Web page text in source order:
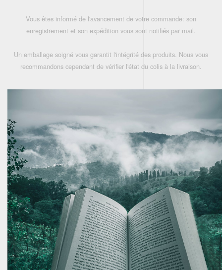
Vous êtes informé de l'avancement de votre commande: son
enregistrement et son expédition vous sont notifiés par mail.
Un emballage soigné vous garantit l'intégrité des produits. Nous vous
recommandons cependant de vérifier l'état du colis à la livraison.